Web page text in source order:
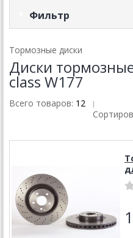
Фильтр
Тормозные диски
Диски
class W177
Всего товаров: 12 |